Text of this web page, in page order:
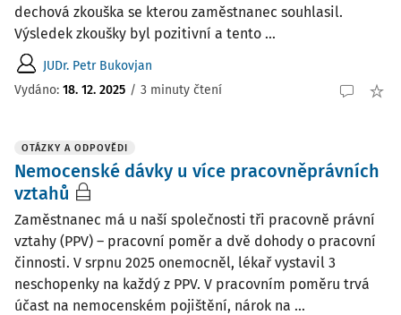
dechová zkouška se kterou zaměstnanec souhlasil.
Výsledek zkoušky byl pozitivní a tento ...
JUDr. Petr Bukovjan
Vydáno: 18. 12. 2025 / 3 minuty čtení
OTÁZKY A ODPOVĚDI
Nemocenské dávky u více pracovněprávních
vztahů
Zaměstnanec má u naší společnosti tři pracovně právní
vztahy (PPV) – pracovní poměr a dvě dohody o pracovní
činnosti. V srpnu 2025 onemocněl, lékař vystavil 3
neschopenky na každý z PPV. V pracovním poměru trvá
účast na nemocenském pojištění, nárok na ...